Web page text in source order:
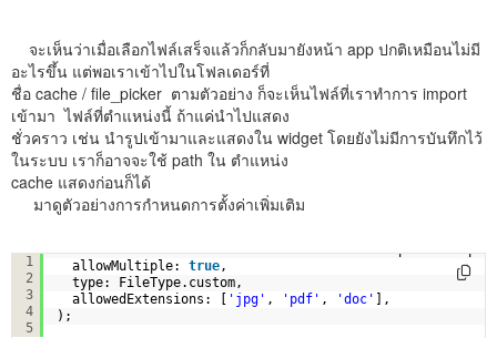
จะเห็นว่าเมื่อเลือกไฟล์เสร็จแล้วก็กลับมายังหน้า app ปกติเหมือนไม่มี
อะไรขึ้น แต่พอเราเข้าไปในโฟลเดอร์ที่
ชื่อ cache / file_picker ตามตัวอย่าง ก็จะเห็นไฟล์ที่เราทำการ import
เข้ามา ไฟล์ที่ตำแหน่งนี้ ถ้าแค่นำไปแสดง
ชั่วคราว เช่น นำรูปเข้ามาและแสดงใน widget โดยยังไม่มีการบันทึกไว้
ในระบบ เราก็อาจจะใช้ path ใน ตำแหน่ง
cache แสดงก่อนก็ได้
มาดูตัวอย่างการกำหนดการตั้งค่าเพิ่มเติม
1
2
3
4
5
FilePickerResult? result = await
allowMultiple: true,
type: FileType.custom,
allowedExtensions: [
'jpg' , 'pdf' , 'doc'
],
);